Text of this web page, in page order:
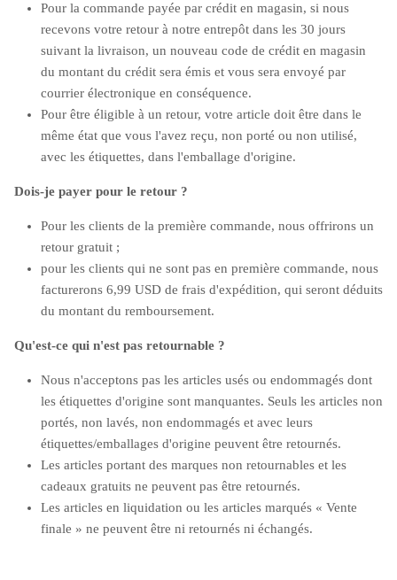
Pour la commande payée par crédit en magasin, si nous
recevons votre retour à notre entrepôt dans les 30 jours
suivant la livraison, un nouveau code de crédit en magasin
du montant du crédit sera émis et vous sera envoyé par
courrier électronique en conséquence.
Pour être éligible à un retour, votre article doit être dans le
même état que vous l'avez reçu, non porté ou non utilisé,
avec les étiquettes, dans l'emballage d'origine.
Dois-je payer pour le retour ?
Pour les clients de la première commande, nous offrirons un
retour gratuit ;
pour les clients qui ne sont pas en première commande, nous
facturerons 6,99 USD de frais d'expédition, qui seront déduits
du montant du remboursement.
Qu'est-ce qui n'est pas retournable ?
Nous n'acceptons pas les articles usés ou endommagés dont
les étiquettes d'origine sont manquantes. Seuls les articles non
portés, non lavés, non endommagés et avec leurs
étiquettes/emballages d'origine peuvent être retournés.
Les articles portant des marques non retournables et les
cadeaux gratuits ne peuvent pas être retournés.
Les articles en liquidation ou les articles marqués « Vente
finale » ne peuvent être ni retournés ni échangés.